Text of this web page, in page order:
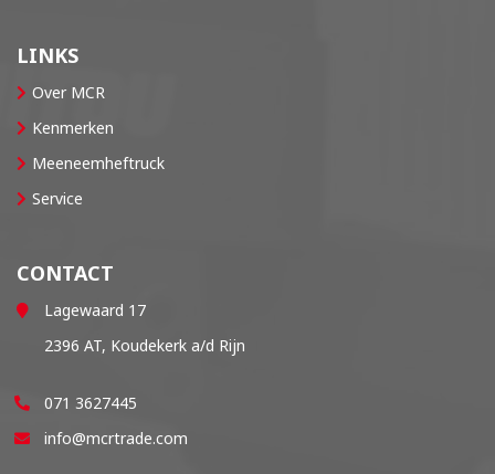
LINKS
Over MCR
Kenmerken
Meeneemheftruck
Service
CONTACT
Lagewaard 17
2396 AT, Koudekerk a/d Rijn
071 3627445
info@mcrtrade.com